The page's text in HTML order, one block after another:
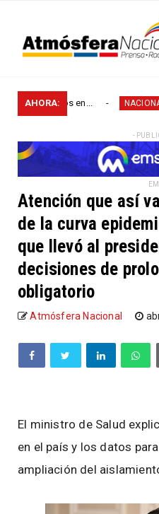
AHORA:
en... NACIONALES
-
Atención que así
de la curva
que llevó al
decisiones de
obligatorio
Atmósfera Nacional
El ministro de Salud
en el país y los datos
ampliación del